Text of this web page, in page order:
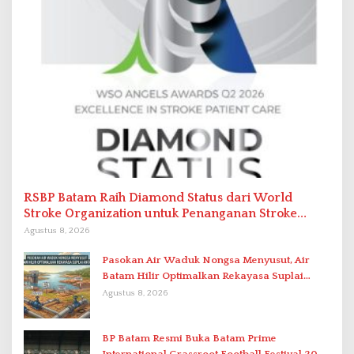
RSBP Batam Raih Diamond Status dari World
Stroke Organization untuk Penanganan Stroke
Berstandar Internasional
Agustus 8, 2026
Pasokan Air Waduk Nongsa Menyusut, Air
Batam Hilir Optimalkan Rekayasa Suplai
Antar-IPAM
Agustus 8, 2026
BP Batam Resmi Buka Batam Prime